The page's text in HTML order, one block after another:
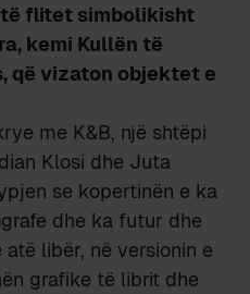
flitet simbolikisht
kemi Kullën të
që vizaton objektet e
me K&B, një shtëpi
Klosi dhe Juta
se kopertinën e ka
dhe ka futur dhe
libër, në versionin e
grafike të librit dhe